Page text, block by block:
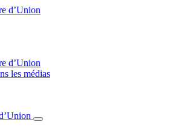
d’Union
les médias